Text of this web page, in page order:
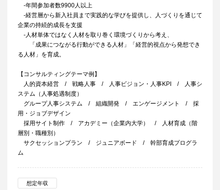
‐年間参加者数9900人以上
‐経営層から新入社員まで実践的な学びを提供し、人づくりを通じて
企業の持続的成長を支援
‐人材単体ではなく人材を取り巻く環境づくりから考え、
「成果につながる行動ができる人材」「経営的視点から発想でき
る人材」を育成。
【コンサルティングテーマ例】
人的資本経営 / 戦略人事 / 人事ビジョン・人事KPI / 人事シ
ステム（人事処遇制度）
グループ人事システム / 組織開発 / エンゲージメント / 採
用・ジョブデザイン
採用サイト制作 / アカデミー（企業内大学） / 人材育成（階
層別・職種別）
サクセッションプラン / ジュニアボード / 幹部育成プログラ
ム
想定年収